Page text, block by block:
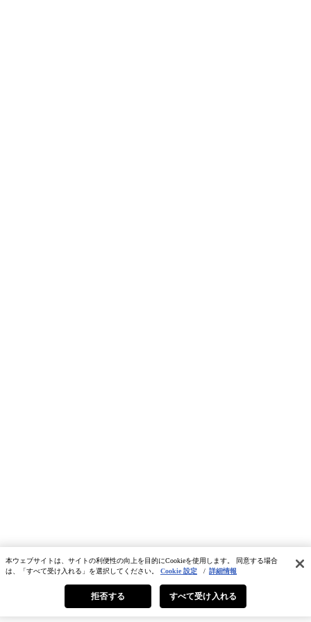
本ウェブサイトは、サイトの利便性の向上を目的にCookieを使用します。 同意する場合
は、「すべて受け入れる」を選択してください。 Cookie 設定 / 詳細情報
拒否する すべて受け入れる